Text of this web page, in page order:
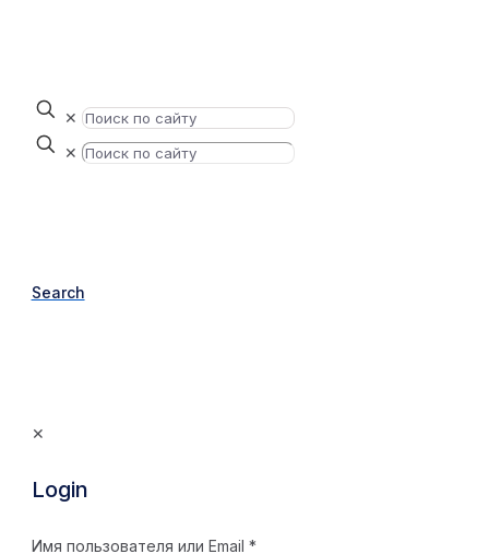
✕
✕
Search
✕
Login
Имя пользователя или Email *